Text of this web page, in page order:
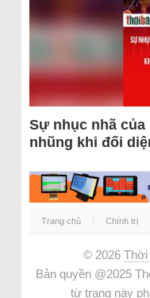
Sự nhục nhã
nhũng khi đối
Trang chủ Chính trị
© 2026 Thời
Bản quyền @2025
từ trang này